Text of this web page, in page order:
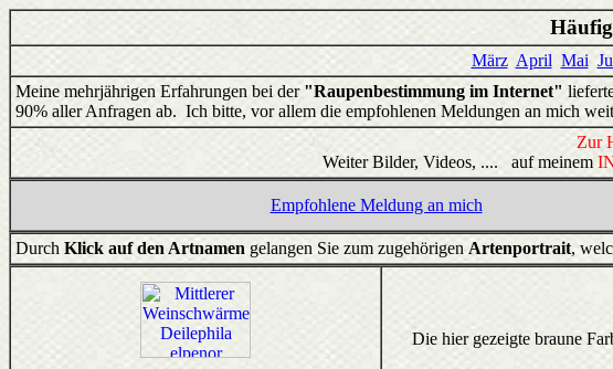
März April Mai
Meine mehrjährigen Erfahrungen bei der "Raupenbestimmung im Internet"
90% aller Anfragen ab. Ich bitte, vor allem die empfohlenen Meldungen an mich
Zur
Weiter Bilder, Videos, .... auf meinem
Empfohlene Meldung an mich
Durch Klick auf den Artnamen gelangen Sie zum zugehörigen Artenportrait,
Die hier gezeigte braune